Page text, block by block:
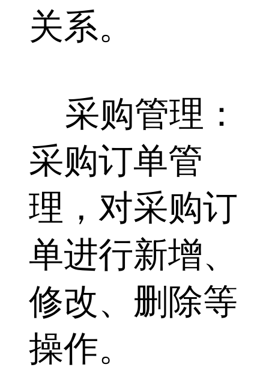
关系。
采购管理：
采购订单管
理，对采购订
单进行新增、
修改、删除等
操作。